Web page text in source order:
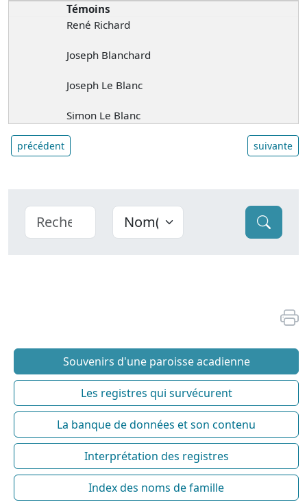
Témoins
René Richard
Joseph Blanchard
Joseph Le Blanc
Simon Le Blanc
précédent suivante
Souvenirs d'une paroisse acadienne
Les registres qui survécurent
La banque de données et son contenu
Interprétation des registres
Index des noms de famille